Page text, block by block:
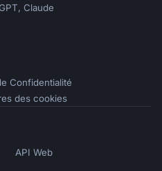
Claude
Confidentialité
des cookies
API Web